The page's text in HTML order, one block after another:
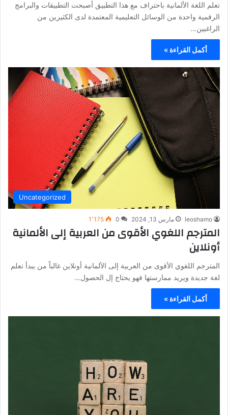
تعلم اللغة الألمانية باحتراف مع هذا التطبيق أصبحت التطبيقات والبرامج
الرقمية واحدة من الوسائل التعليمية المعتمدة لدى الكثيرين من
الراغبين…
أكمل القراءة »
Uncategorized
leoshamo مارس 13, 2024 0 1٬175
المترجم اللغوي الأقوى من العربية إلى الألمانية
أونلاين
المترجم اللغوي الأقوى من العربية إلى الألمانية أونلاين غالباً من يبدأ تعلم
لغة جديدة ويريد ممارستها فهو يحتاج إل الحصول…
أكمل القراءة »